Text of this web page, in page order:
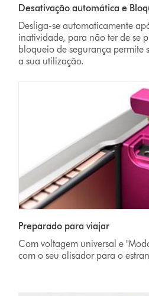
Desativação automática e
Desliga-se automaticamente
inatividade, para não ter de se
bloqueio de segurança permite
a sua utilização.
Preparado para viajar
Com voltagem universal e
com o seu alisador para o